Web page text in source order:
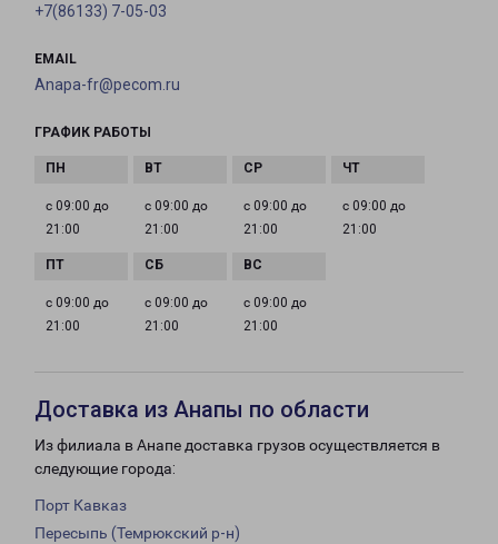
+7(86133) 7-05-03
EMAIL
Anapa-fr@pecom.ru
ГРАФИК РАБОТЫ
с 09:00 до
21:00
с 09:00 до
21:00
с 09:00 до
21:00
с 09:00 до
21:00
с 09:00 до
21:00
с 09:00 до
21:00
с 09:00 до
21:00
Доставка из Анапы по области
Из филиала в Анапе доставка грузов осуществляется в
следующие города:
Порт Кавказ
Пересыпь (Темрюкский р-н)